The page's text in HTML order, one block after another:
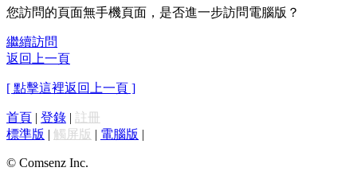
您訪問的頁面無手機頁面，是否進一步訪問電腦版？
繼續訪問
返回上一頁
[ 點擊這裡返回上一頁 ]
首頁 | 登錄 | 註冊
標準版 | 觸屏版 | 電腦版 |
© Comsenz Inc.